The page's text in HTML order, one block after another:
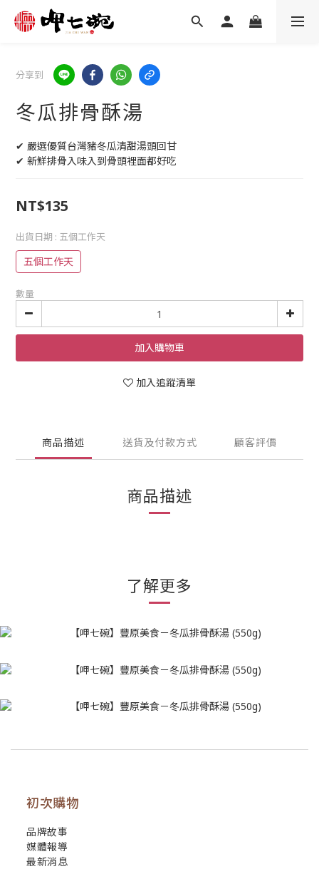
分享到
冬瓜排骨酥湯
✔ 嚴選優質台灣豬冬瓜清甜湯頭回甘
✔ 新鮮排骨入味入到骨頭裡面都好吃
NT$135
出貨日期 : 五個工作天
五個工作天
數量
加入購物車
加入追蹤清單
商品描述 送貨及付款方式 顧客評價
商品描述
了解更多
初次購物
品牌故事
媒體報導
最新消息